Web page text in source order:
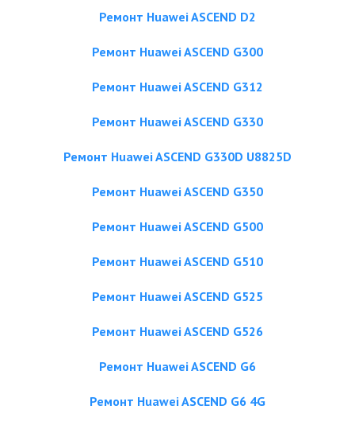
Ремонт Huawei ASCEND D2
Ремонт Huawei ASCEND G300
Ремонт Huawei ASCEND G312
Ремонт Huawei ASCEND G330
Ремонт Huawei ASCEND G330D U8825D
Ремонт Huawei ASCEND G350
Ремонт Huawei ASCEND G500
Ремонт Huawei ASCEND G510
Ремонт Huawei ASCEND G525
Ремонт Huawei ASCEND G526
Ремонт Huawei ASCEND G6
Ремонт Huawei ASCEND G6 4G